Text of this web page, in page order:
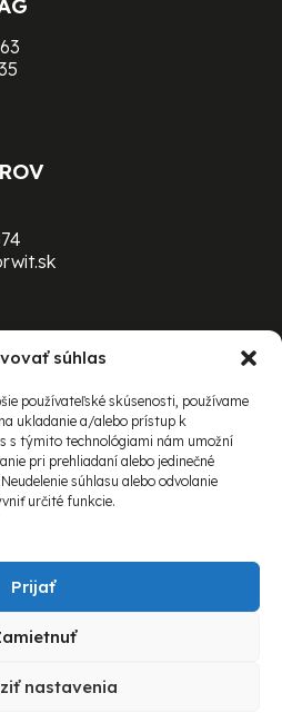
súhlas
používateľské skúsenosti, používame
ukladanie a/alebo prístup k
s týmito technológiami nám umožní
pri prehliadaní alebo jedinečné
súhlasu alebo odvolanie
určité funkcie.
Prijať
nastavenia
TECHNIKY